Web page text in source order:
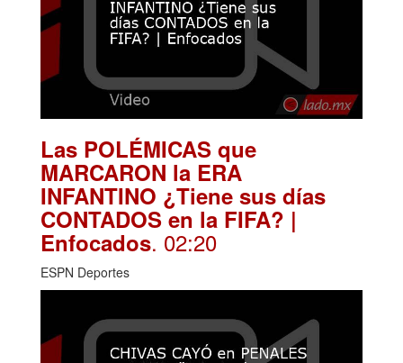
Las POLÉMICAS que
MARCARON la ERA
INFANTINO ¿Tiene sus días
CONTADOS en la FIFA? |
Enfocados. 02:20
ESPN Deportes